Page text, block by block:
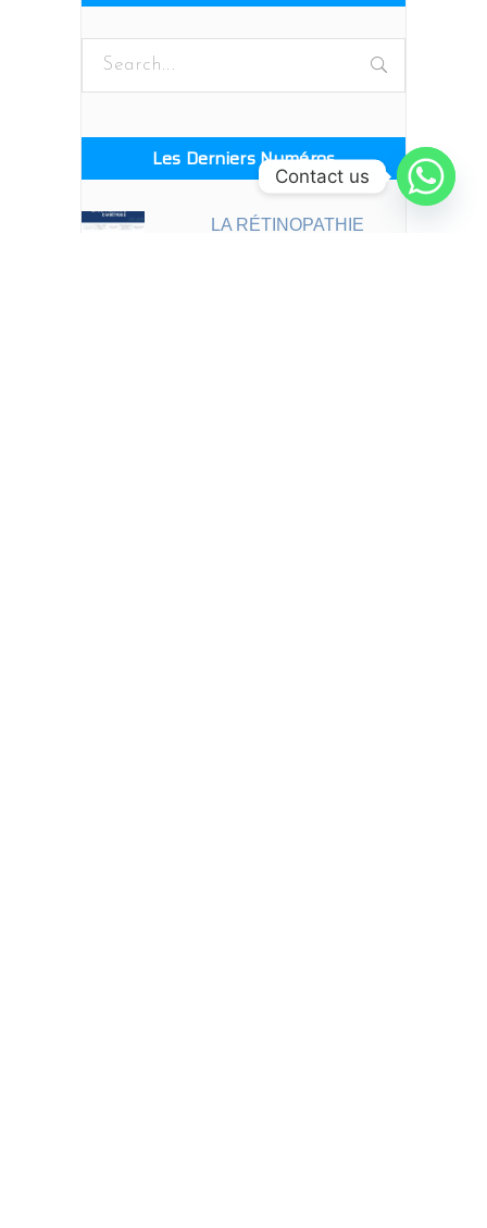
Search
Les Derniers Numéros
LA RÉTINOPATHIE
Contact us